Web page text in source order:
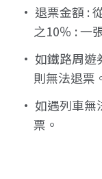
· 退票金額 :
之10％ : 一
· 如鐵路周遊
則無法退票
· 如遇列車無
票。